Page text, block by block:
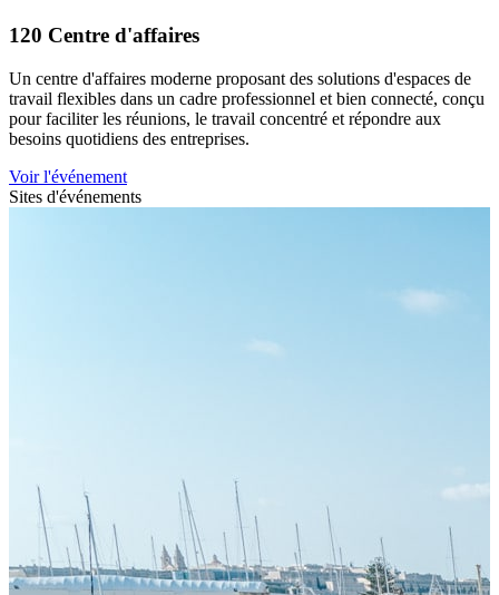
120 Centre d'affaires
Un centre d'affaires moderne proposant des solutions d'espaces de
travail flexibles dans un cadre professionnel et bien connecté, conçu
pour faciliter les réunions, le travail concentré et répondre aux
besoins quotidiens des entreprises.
Voir l'événement
Sites d'événements